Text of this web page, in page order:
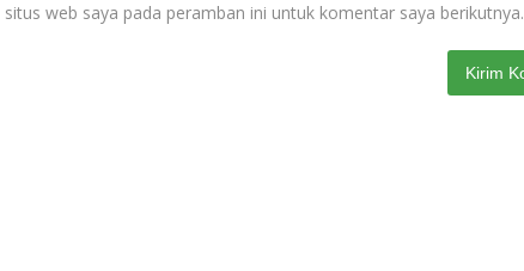
web saya pada peramban ini untuk komentar saya berikutnya.